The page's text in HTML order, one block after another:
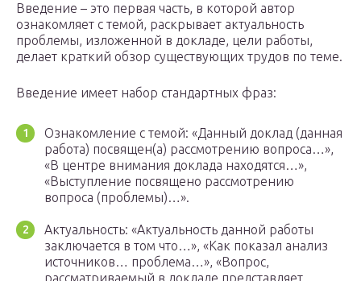
Введение – это первая часть, в которой автор
ознакомляет с темой, раскрывает актуальность
проблемы, изложенной в докладе, цели работы,
делает краткий обзор существующих трудов по теме.
Введение имеет набор стандартных фраз:
Ознакомление с темой: «Данный доклад (данная
работа) посвящен(а) рассмотрению вопроса…»,
«В центре внимания доклада находятся…»,
«Выступление посвящено рассмотрению
вопроса (проблемы)…».
Актуальность: «Актуальность данной работы
заключается в том что…», «Как показал анализ
источников… проблема…», «Вопрос,
рассматриваемый в докладе представляет